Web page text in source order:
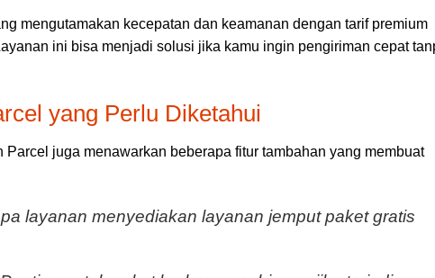
mengutamakan kecepatan dan keamanan dengan tarif premium
ini bisa menjadi solusi jika kamu ingin pengiriman cepat
yang Perlu Diketahui
juga menawarkan beberapa fitur tambahan yang membuat
layanan menyediakan layanan jemput paket gratis